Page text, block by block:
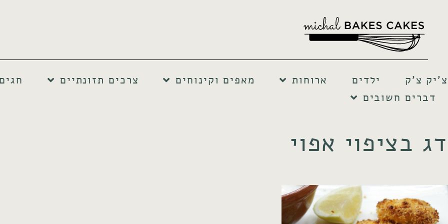
צ'יק צ'ק ילדים ארוחות מאפים וקינוחים צרכים תזונתיים
חגים
דברים חשובים
דג בציפוי אפוי